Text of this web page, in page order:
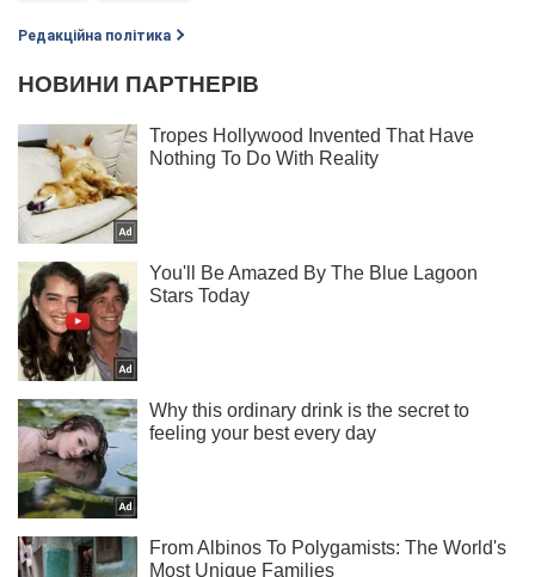
Редакційна політика